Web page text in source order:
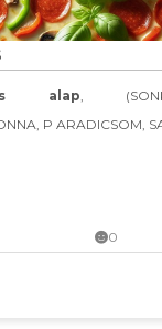
alap,
P ARADICSOM,
0